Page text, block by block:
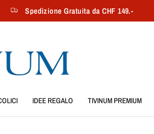
Spedizione Gratuita da CHF 149.-
IDEE REGALO TIVINUM PREMIUM